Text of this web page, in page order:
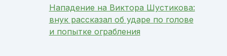
Нападение на Виктора Шустикова:
внук рассказал об ударе по голове
и попытке ограбления